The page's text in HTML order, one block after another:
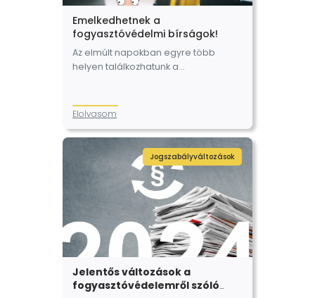
Emelkedhetnek a
fogyasztóvédelmi bírságok!
Az elmúlt napokban egyre több
helyen találkozhatunk a
melyek alatt arról a
valóban jelentős változást hozhat a
bírságok tekintetében a…
Elolvasom
Jogszabályváltozások
Jelentős változások a
fogyasztóvédelemről szóló